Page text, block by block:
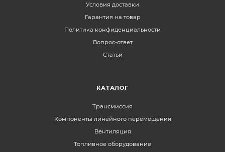
Условия доставки
Гарантия на товар
Политика конфиденциальности
Вопрос-ответ
Статьи
КАТАЛОГ
Трансмиссия
Компоненты линейного перемещения
Вентиляция
Топливное оборудование